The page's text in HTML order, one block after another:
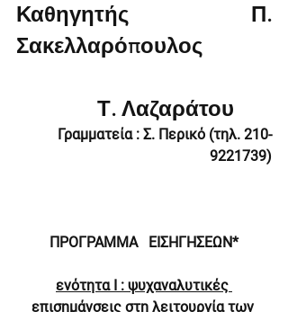
Καθηγητής Π.
Σακελλαρόπουλος
Τ. Λαζαράτου
Γραμματεία : Σ. Περικό (τηλ. 210-
9221739)
ΠΡΟΓΡΑΜΜΑ   ΕΙΣΗΓΗΣΕΩΝ﻿*
ενότητα Ι : ψυχαναλυτικές
επισημάνσεις στη λειτουργία των